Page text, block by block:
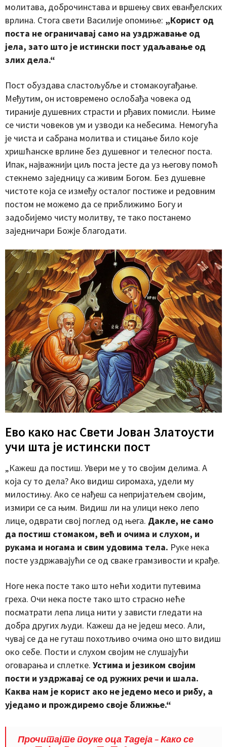
молитава, доброчинстава и вршењу свих еванђелских
врлина. Стога свети Василије опомиње: „Корист од
поста не ограничавај само на уздржавање од
јела, зато што је истински пост удаљавање од
злих дела.“
Пост обуздава сластољубље и стомакоугађање.
Међутим, он истовремено ослобађа човека од
тираније душевних страсти и рђавих помисли. Њиме
се чисти човеков ум и узводи ка небесима. Немогућа
је чиста и сабрана молитва и стицање било које
хришћанске врлине без душевног и телесног поста.
Ипак, најважнији циљ поста јесте да уз његову помоћ
стекнемо заједницу са живим Богом. Без душевне
чистоте која се између осталог постиже и редовним
постом не можемо да се приближимо Богу и
задобијемо чисту молитву, те тако постанемо
заједничари Божје благодати.
Ево како нас Свети Јован Златоусти
учи шта је истински пост
„Кажеш да постиш. Увери ме у то својим делима. А
која су то дела? Ако видиш сиромаха, удели му
милостињу. Ако се нађеш са непријатељем својим,
измири се са њим. Видиш ли на улици неко лепо
лице, одврати свој поглед од њега. Дакле, не само
да постиш стомаком, већ и очима и слухом, и
рукама и ногама и свим удовима тела. Руке нека
посте уздржавајући се од сваке грамзивости и крађе.
Ноге нека посте тако што нећи ходити путевима
греха. Очи нека посте тако што страсно неће
посматрати лепа лица нити у зависти гледати на
добра других људи. Кажеш да не једеш месо. Али,
чувај се да не гуташ похотљиво очима оно што видиш
око себе. Пости и слухом својим не слушајући
оговарања и сплетке. Устима и језиком својим
пости и уздржавај се од ружних речи и шала.
Каква нам је корист ако не једемо месо и рибу, а
уједамо и прождиремо своје ближње.“
Прочитајте поуке оца Тадеја – Како се